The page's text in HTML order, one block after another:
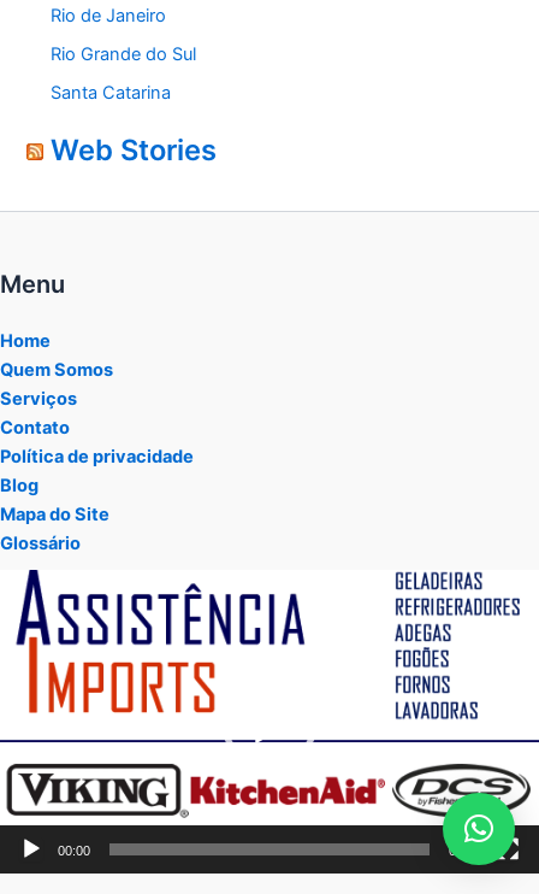
Rio de Janeiro
Rio Grande do Sul
Santa Catarina
Web Stories
Menu
Home
Quem Somos
Serviços
Contato
Política de privacidade
Blog
Mapa do Site
Glossário
Tocador
vídeo
00:00 01:05